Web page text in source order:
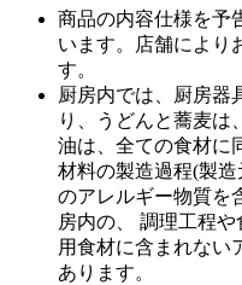
商品の内容仕様を予
います。店舗により
す。
厨房内では、厨房器
り、うどんと蕎麦は
油は、全ての食材に
材料の製造過程(製
のアレルギー物質を
房内の、 調理工程
用食材に含まれない
あります。